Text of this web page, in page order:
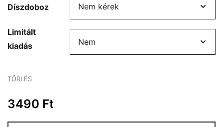
Díszdoboz
Limitált
kiadás
TÖRLÉS
3490 Ft